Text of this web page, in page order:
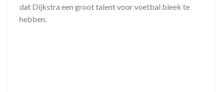
dat Dijkstra een groot talent voor voetbal bleek te
hebben.